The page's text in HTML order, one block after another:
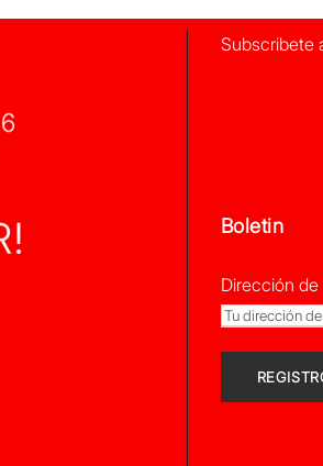
Subscribete
Boletin
Dirección